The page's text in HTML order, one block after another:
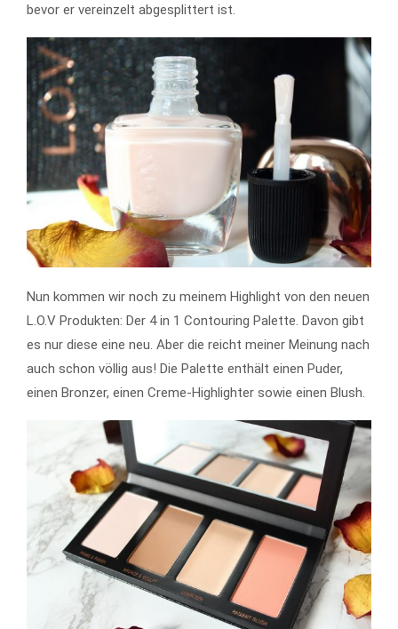
bevor er vereinzelt abgesplittert ist.
Nun kommen wir noch zu meinem Highlight von den neuen
L.O.V Produkten: Der 4 in 1 Contouring Palette. Davon gibt
es nur diese eine neu. Aber die reicht meiner Meinung nach
auch schon völlig aus! Die Palette enthält einen Puder,
einen Bronzer, einen Creme-Highlighter sowie einen Blush.